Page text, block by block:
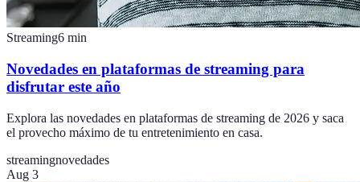
Streaming6 min
Novedades en plataformas de streaming para
disfrutar este año
Explora las novedades en plataformas de streaming de 2026 y saca
el provecho máximo de tu entretenimiento en casa.
streamingnovedades
Aug 3